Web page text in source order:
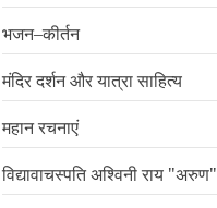
भजन–कीर्तन
मंदिर दर्शन और यात्रा साहित्य
महान रचनाएं
विद्यावाचस्पति अश्विनी राय "अरुण"